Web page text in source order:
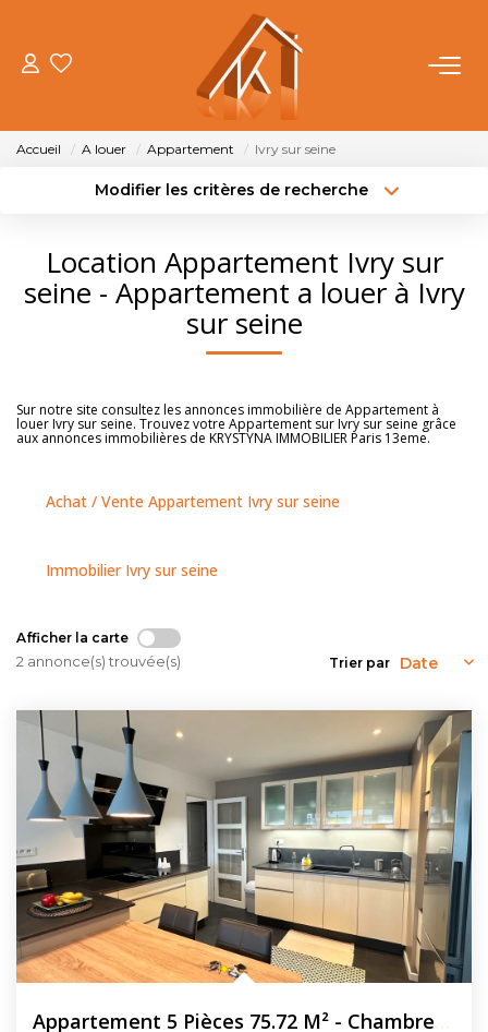
ACHETER
FAIRE GÉRER
OUTILS
NOUS CONTACTER
Accueil A louer Appartement Ivry sur seine
Modifier les critères de recherche
Sélectionnez...
Type de bien
Surface min
Location Appartement Ivry sur
seine - Appartement a louer à Ivry
sur seine
Sur notre site consultez les annonces immobilière de Appartement à
louer Ivry sur seine. Trouvez votre Appartement sur Ivry sur seine grâce
aux annonces immobilières de KRYSTYNA IMMOBILIER Paris 13eme.
Achat / Vente Appartement Ivry sur seine
Immobilier Ivry sur seine
Afficher la carte
2 annonce(s) trouvée(s) Trier par